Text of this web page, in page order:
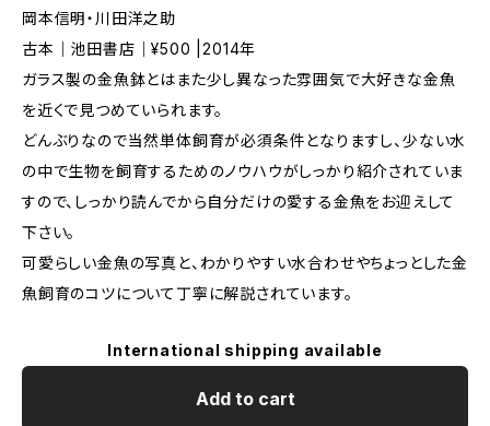
岡本信明・川田洋之助
古本｜池田書店｜¥500 |2014年
ガラス製の金魚鉢とはまた少し異なった雰囲気で大好きな金魚
を近くで見つめていられます。
どんぶりなので当然単体飼育が必須条件となりますし、少ない水
の中で生物を飼育するためのノウハウがしっかり紹介されていま
すので、しっかり読んでから自分だけの愛する金魚をお迎えして
下さい。
可愛らしい金魚の写真と、わかりやすい水合わせやちょっとした金
魚飼育のコツについて丁寧に解説されています。
International shipping available
Add to cart